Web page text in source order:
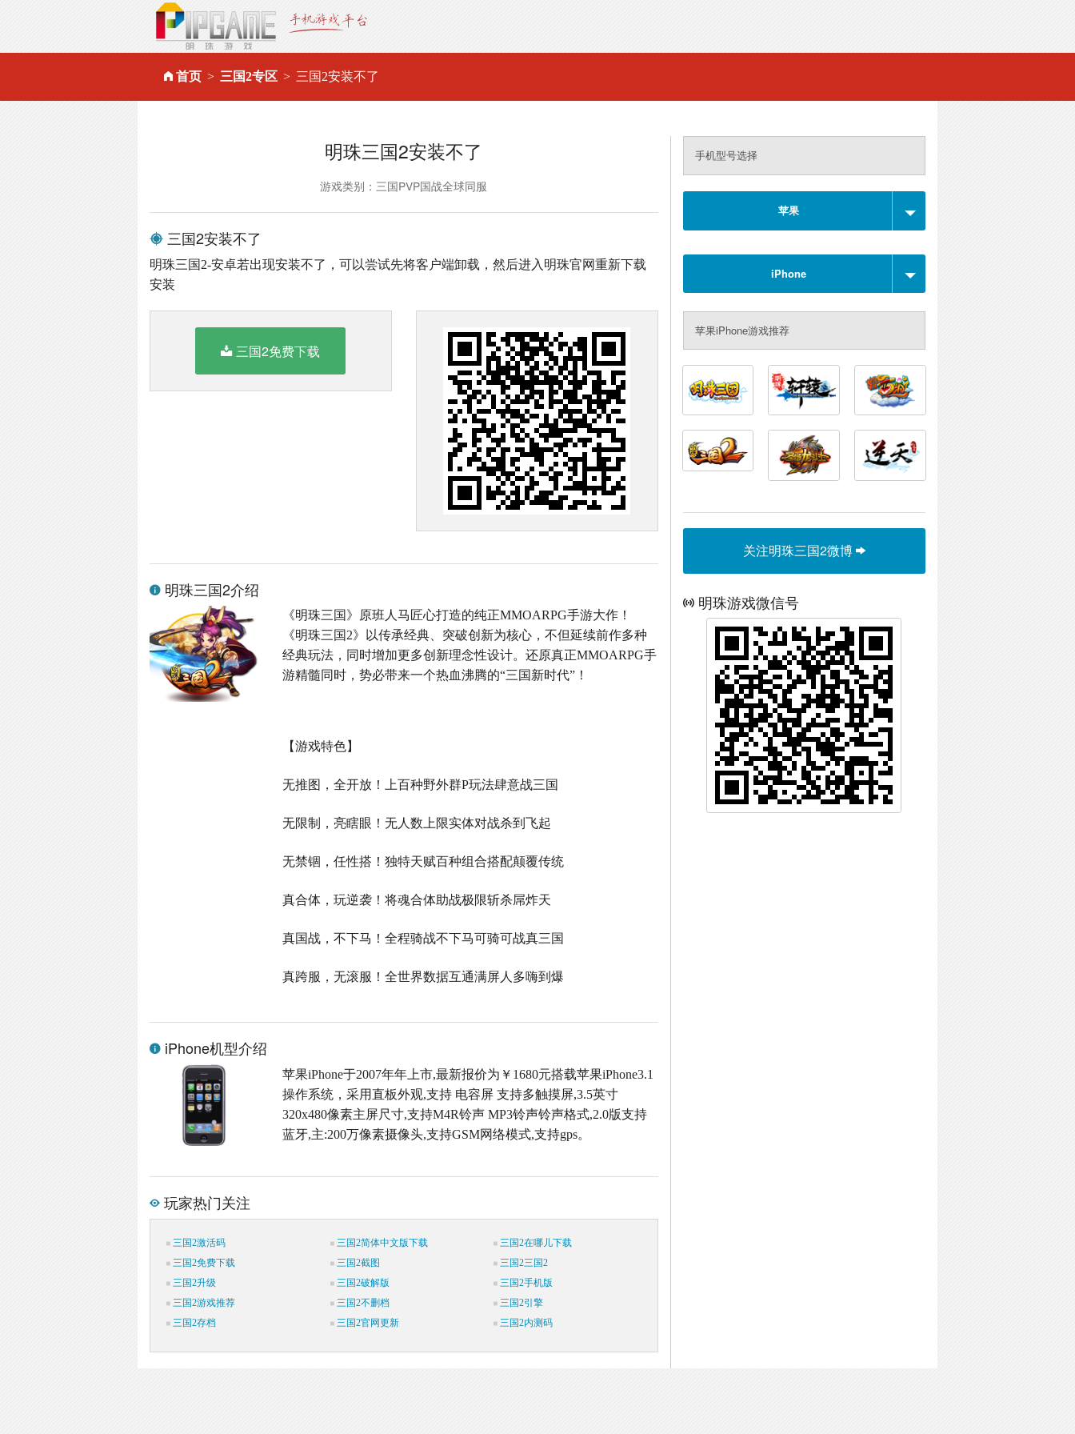
首页 三国2专区 三国2安装不了
明珠三国2安装不了
游戏类别：三国PVP国战全球同服
三国2安装不了
明珠三国2-安卓若出现安装不了，可以尝试先将客户端卸载，然后进入明珠官网重新下载
安装
三国2免费下载
明珠三国2介绍
《明珠三国》原班人马匠心打造的纯正MMOARPG手游大作！
《明珠三国2》以传承经典、突破创新为核心，不但延续前作多种
经典玩法，同时增加更多创新理念性设计。还原真正MMOARPG手
游精髓同时，势必带来一个热血沸腾的“三国新时代”！
【游戏特色】
无推图，全开放！上百种野外群P玩法肆意战三国
无限制，亮瞎眼！无人数上限实体对战杀到飞起
无禁锢，任性搭！独特天赋百种组合搭配颠覆传统
真合体，玩逆袭！将魂合体助战极限斩杀屌炸天
真国战，不下马！全程骑战不下马可骑可战真三国
真跨服，无滚服！全世界数据互通满屏人多嗨到爆
iPhone机型介绍
苹果iPhone于2007年年上市,最新报价为￥1680元搭载苹果iPhone3.1
操作系统，采用直板外观,支持 电容屏 支持多触摸屏,3.5英寸
320x480像素主屏尺寸,支持M4R铃声 MP3铃声铃声格式,2.0版支持
蓝牙,主:200万像素摄像头,支持GSM网络模式,支持gps。
玩家热门关注
三国2激活码 三国2简体中文版下载
三国2在哪儿下载
三国2免费下载
三国2截图
三国2三国2
三国2升级
三国2破解版
三国2手机版
三国2游戏推荐
三国2不删档
三国2引擎
三国2存档
三国2官网更新 三国2内测码
手机型号选择
苹果
iPhone
苹果iPhone游戏推荐
关注明珠三国2微博
明珠游戏微信号